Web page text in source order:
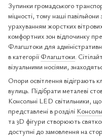
Зупинки громадського
міцності, тому наші павільйони
урахуванням жорстких
комфортних зон відпочинку
Флагштоки для
в категоріїФлагштоки.
візуальними носіями,
Опори освітлення відіграють
вулиць. Підібрати металеві
Консольні LED світильники,
представлені в розділі
та 3D фігури створюють
доступні до замовлення на